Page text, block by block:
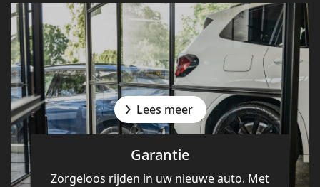
Lees meer
Garantie
Zorgeloos rijden in uw nieuwe auto. Met